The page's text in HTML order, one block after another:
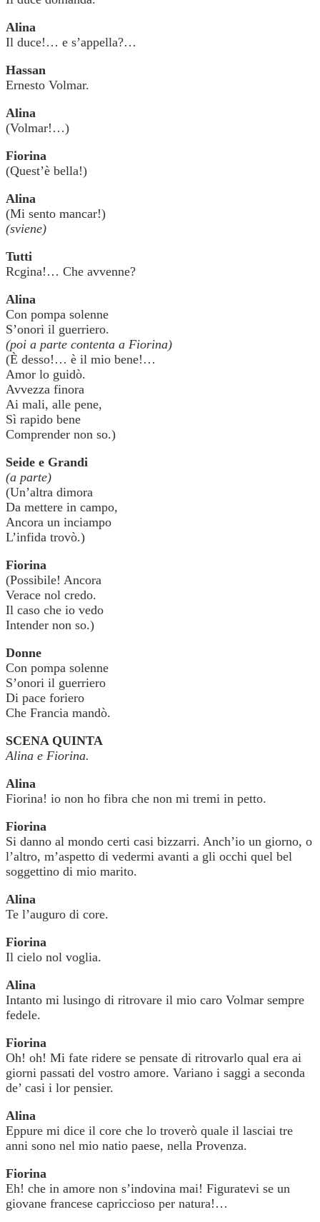
Alina
Il duce!… e s’appella?…
Hassan
Ernesto Volmar.
Alina
(Volmar!…)
Fiorina
(Quest’è bella!)
Alina
(Mi sento mancar!)
(sviene)
Tutti
Rcgina!… Che avvenne?
Alina
Con pompa solenne
S’onori il guerriero.
(poi a parte contenta a Fiorina)
(È desso!… è il mio bene!…
Amor lo guidò.
Avvezza finora
Ai mali, alle pene,
Sì rapido bene
Comprender non so.)
Seide e Grandi
(a parte)
(Un’altra dimora
Da mettere in campo,
Ancora un inciampo
L’infida trovò.)
Fiorina
(Possibile! Ancora
Verace nol credo.
Il caso che io vedo
Intender non so.)
Donne
Con pompa solenne
S’onori il guerriero
Di pace foriero
Che Francia mandò.
SCENA QUINTA
Alina e Fiorina.
Alina
Fiorina! io non ho fibra che non mi tremi in petto.
Fiorina
Si danno al mondo certi casi bizzarri. Anch’io un giorno, o
l’altro, m’aspetto di vedermi avanti a gli occhi quel bel
soggettino di mio marito.
Alina
Te l’auguro di core.
Fiorina
Il cielo nol voglia.
Alina
Intanto mi lusingo di ritrovare il mio caro Volmar sempre
fedele.
Fiorina
Oh! oh! Mi fate ridere se pensate di ritrovarlo qual era ai
giorni passati del vostro amore. Variano i saggi a seconda
de’ casi i lor pensier.
Alina
Eppure mi dice il core che lo troverò quale il lasciai tre
anni sono nel mio natio paese, nella Provenza.
Fiorina
Eh! che in amore non s’indovina mai! Figuratevi se un
giovane francese capriccioso per natura!…